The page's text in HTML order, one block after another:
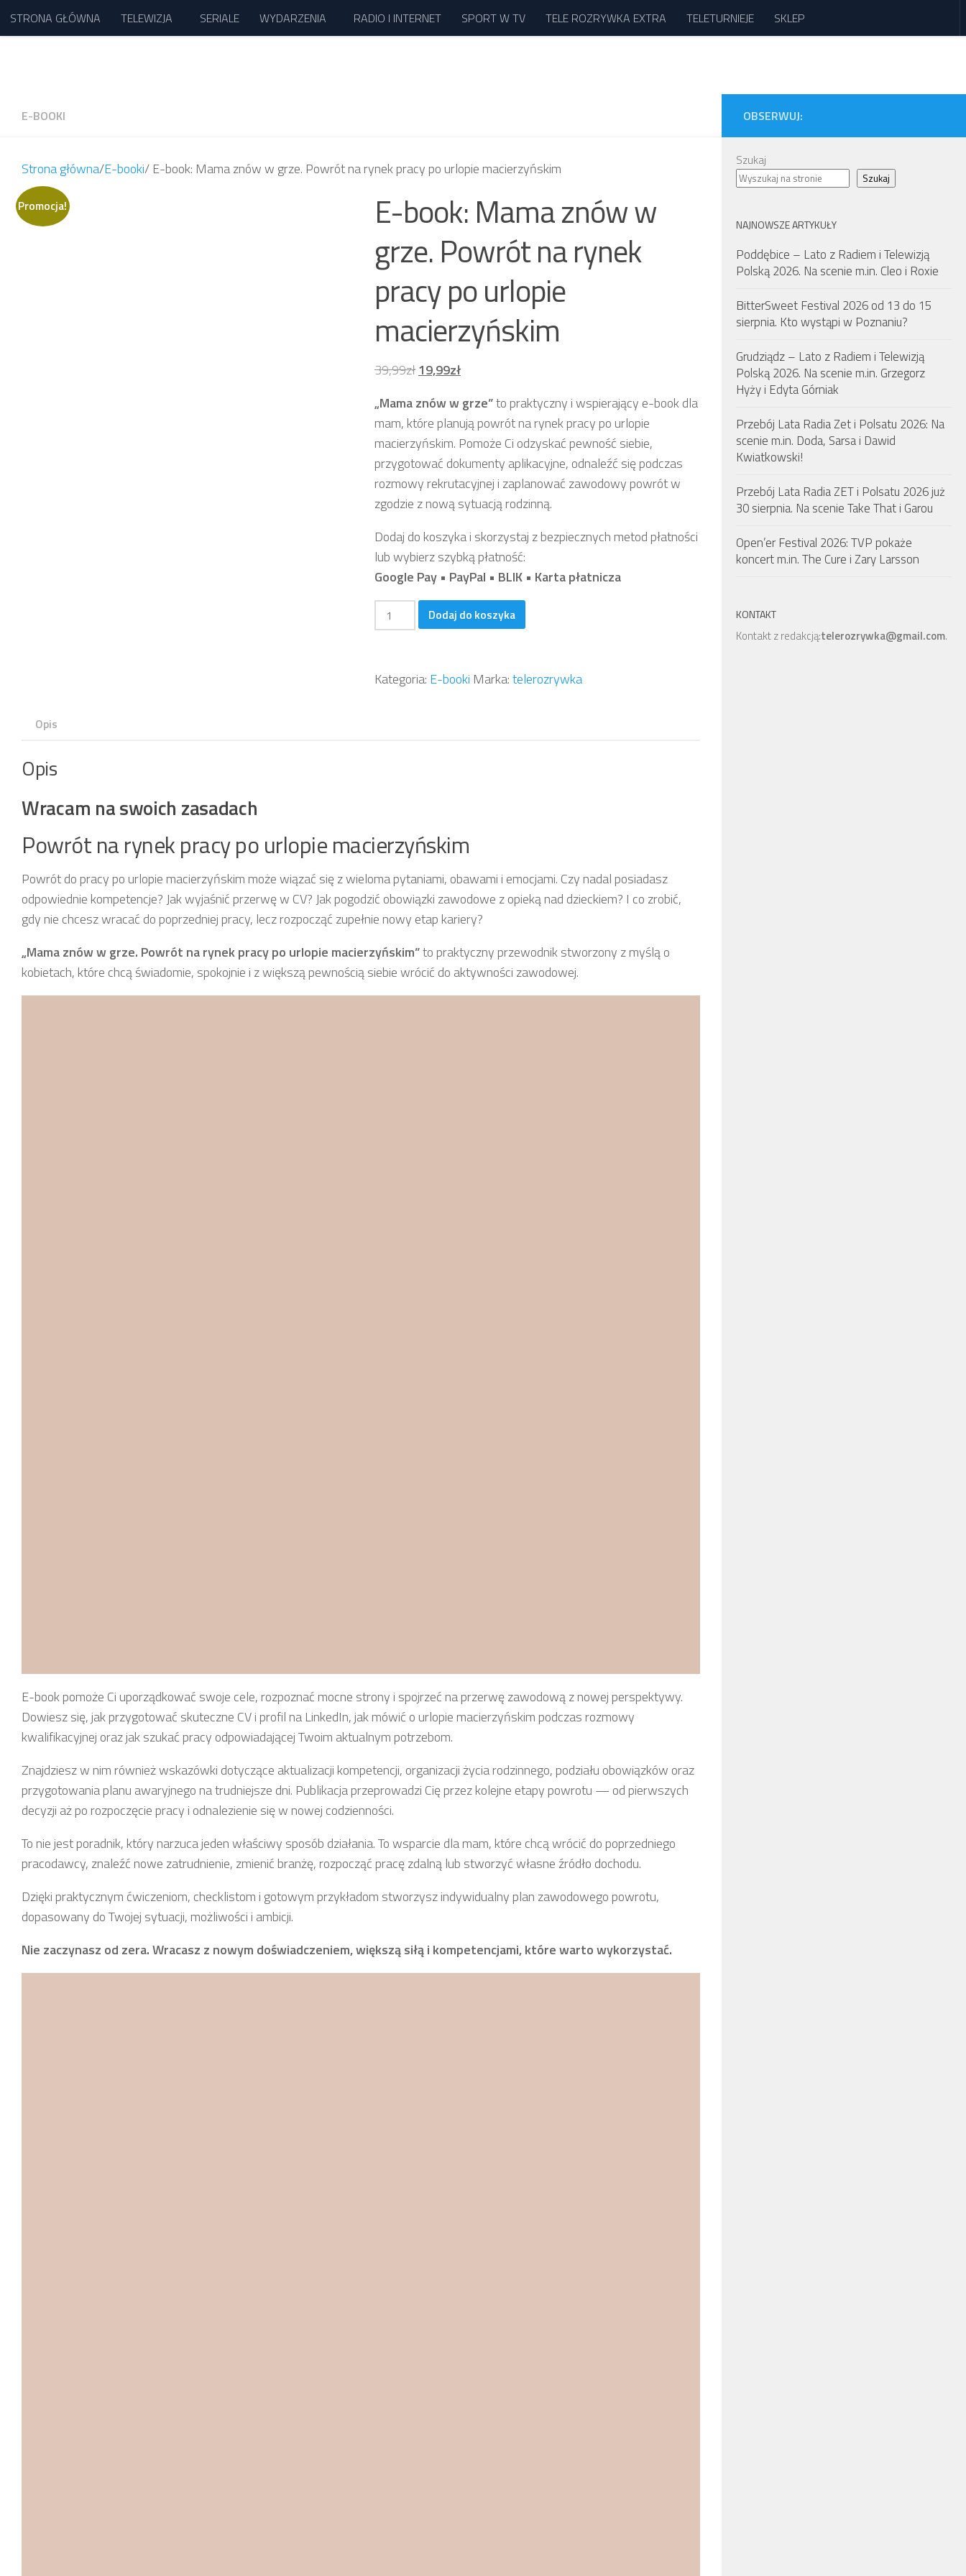
Przejdź do treści
STRONA GŁÓWNA TELEWIZJA SERIALE WYDARZENIA RADIO I INTERNET SPORT W TV TELE ROZRYWKA EXTRA TELETURNIEJE SKLEP
E-BOOKI
Strona główna/E-booki/ E-book: Mama znów w grze. Powrót na rynek pracy po urlopie macierzyńskim
Promocja!
E-book: Mama znów w
grze. Powrót na rynek
pracy po urlopie
macierzyńskim
39,99złPierwotna
wynosiła:
39,99 zł.
19,99złAktualna
wynosi:
19,99 zł.
„Mama znów w grze”to praktyczny i wspierający e-book dla
mam, które planują powrót na rynek pracy po urlopie
macierzyńskim. Pomoże Ci odzyskać pewność siebie,
przygotować dokumenty aplikacyjne, odnaleźć się podczas
rozmowy rekrutacyjnej i zaplanować zawodowy powrót w
zgodzie z nową sytuacją rodzinną.
Dodaj do koszyka i skorzystaj z bezpiecznych metod płatności
lub wybierz szybką płatność:
Google Pay • PayPal • BLIK • Karta płatnicza
ilość
E-
znów
urlopie
macierzyńskim
Dodaj do koszyka
Kategoria: E-booki Marka:telerozrywka
Opis
Opis
Wracam na swoich zasadach
Powrót na rynek pracy po urlopie macierzyńskim
Powrót do pracy po urlopie macierzyńskim może wiązać się z wieloma pytaniami, obawami i emocjami. Czy nadal posiadasz
odpowiednie kompetencje? Jak wyjaśnić przerwę w CV? Jak pogodzić obowiązki zawodowe z opieką nad dzieckiem? I co zrobić,
gdy nie chcesz wracać do poprzedniej pracy, lecz rozpocząć zupełnie nowy etap kariery?
„Mama znów w grze. Powrót na rynek pracy po urlopie macierzyńskim”to praktyczny przewodnik stworzony z myślą o
kobietach, które chcą świadomie, spokojnie i z większą pewnością siebie wrócić do aktywności zawodowej.
E-book pomoże Ci uporządkować swoje cele, rozpoznać mocne strony i spojrzeć na przerwę zawodową z nowej perspektywy.
Dowiesz się, jak przygotować skuteczne CV i profil na LinkedIn, jak mówić o urlopie macierzyńskim podczas rozmowy
kwalifikacyjnej oraz jak szukać pracy odpowiadającej Twoim aktualnym potrzebom.
Znajdziesz w nim również wskazówki dotyczące aktualizacji kompetencji, organizacji życia rodzinnego, podziału obowiązków oraz
przygotowania planu awaryjnego na trudniejsze dni. Publikacja przeprowadzi Cię przez kolejne etapy powrotu — od pierwszych
decyzji aż po rozpoczęcie pracy i odnalezienie się w nowej codzienności.
To nie jest poradnik, który narzuca jeden właściwy sposób działania. To wsparcie dla mam, które chcą wrócić do poprzedniego
pracodawcy, znaleźć nowe zatrudnienie, zmienić branżę, rozpocząć pracę zdalną lub stworzyć własne źródło dochodu.
Dzięki praktycznym ćwiczeniom, checklistom i gotowym przykładom stworzysz indywidualny plan zawodowego powrotu,
dopasowany do Twojej sytuacji, możliwości i ambicji.
Nie zaczynasz od zera. Wracasz z nowym doświadczeniem, większą siłą i kompetencjami, które warto wykorzystać.
OBSERWUJ:
Szukaj
Szukaj
NAJNOWSZE ARTYKUŁY
Poddębice – Lato z Radiem i Telewizją
Polską 2026. Na scenie m.in. Cleo i Roxie
BitterSweet Festival 2026 od 13 do 15
sierpnia. Kto wystąpi w Poznaniu?
Grudziądz – Lato z Radiem i Telewizją
Polską 2026. Na scenie m.in. Grzegorz
Hyży i Edyta Górniak
Przebój Lata Radia Zet i Polsatu 2026: Na
scenie m.in. Doda, Sarsa i Dawid
Kwiatkowski!
Przebój Lata Radia ZET i Polsatu 2026 już
30 sierpnia. Na scenie Take That i Garou
Open’er Festival 2026: TVP pokaże
koncert m.in. The Cure i Zary Larsson
KONTAKT
Kontakt z redakcją:telerozrywka@gmail.com.